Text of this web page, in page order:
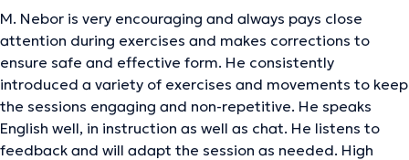
M. Nebor is very encouraging and always pays close
attention during exercises and makes corrections to
ensure safe and effective form. He consistently
introduced a variety of exercises and movements to keep
the sessions engaging and non-repetitive. He speaks
English well, in instruction as well as chat. He listens to
feedback and will adapt the session as needed. High